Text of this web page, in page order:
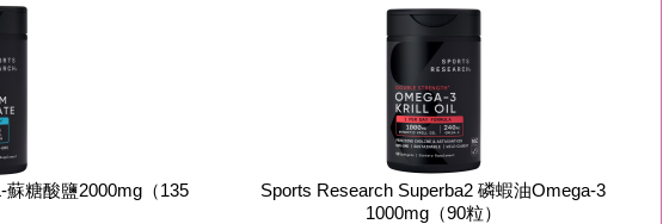
糖酸鹽2000mg（135
Sports Research Superba2 磷蝦油Omega-3
1000mg（90粒）